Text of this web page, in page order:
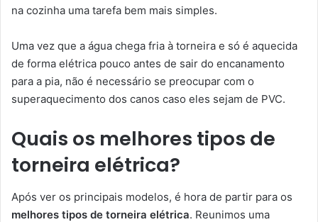
na cozinha uma tarefa bem mais simples.
Uma vez que a água chega fria à torneira e só é aquecida
de forma elétrica pouco antes de sair do encanamento
para a pia, não é necessário se preocupar com o
superaquecimento dos canos caso eles sejam de PVC.
Quais os melhores tipos de
torneira elétrica?
Após ver os principais modelos, é hora de partir para os
melhores tipos de torneira elétrica. Reunimos uma